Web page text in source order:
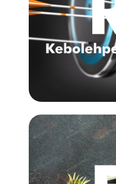
atas tindakan dan
kekal tulen dan tulen
Kami mengambil
kami dan komited